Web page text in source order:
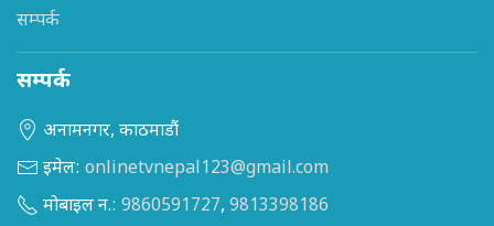
सम्पर्क
सम्पर्क
अनामनगर, काठमाडौं
इमेल: onlinetvnepal123@gmail.com
मोबाइल न.: 9860591727, 9813398186